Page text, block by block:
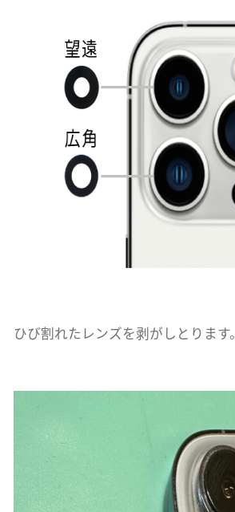
ひび割れたレンズを剥がしとります。